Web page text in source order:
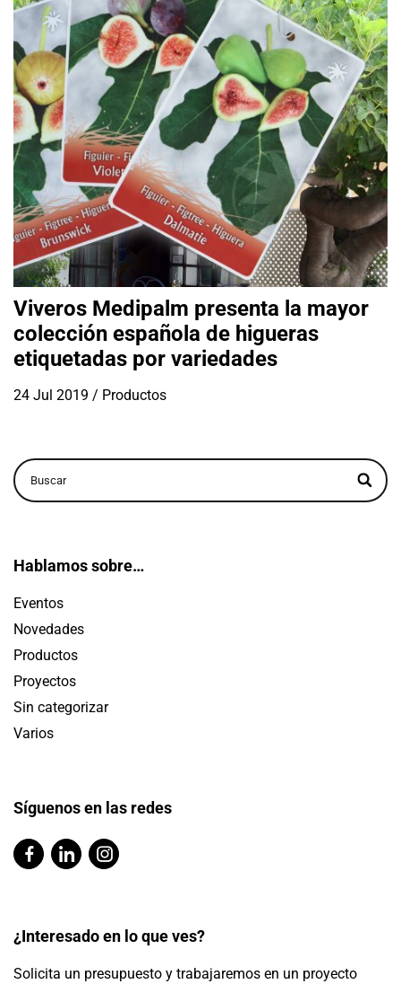
Viveros Medipalm presenta la mayor
colección española de higueras
etiquetadas por variedades
24 Jul 2019 / Productos
Hablamos sobre…
Eventos
Novedades
Productos
Proyectos
Sin categorizar
Varios
Síguenos en las redes
¿Interesado en lo que ves?
Solicita un presupuesto y trabajaremos en un proyecto